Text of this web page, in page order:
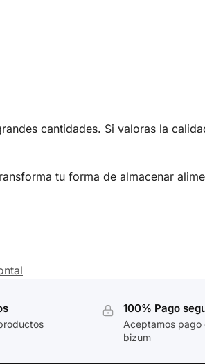
cantidades. Si valoras la
tu forma de almacenar
100% Pago
Aceptamos pago
bizum